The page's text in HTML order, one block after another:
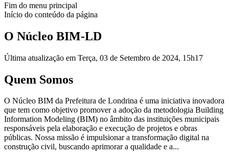
Fim do menu principal
Início do conteúdo da página
O Núcleo BIM-LD
Última atualização em Terça, 03 de Setembro de 2024, 15h17
Quem Somos
O Núcleo BIM da Prefeitura de Londrina é uma iniciativa inovadora
que tem como objetivo promover a adoção da metodologia Building
Information Modeling (BIM) no âmbito das instituições municipais
responsáveis pela elaboração e execução de projetos e obras
públicas. Nossa missão é impulsionar a transformação digital na
construção civil, buscando aprimorar a qualidade e a...